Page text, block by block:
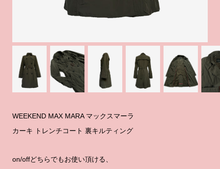
WEEKEND MAX MARA マックスマーラ
カーキ トレンチコート 裏キルティング
on/offどちらでもお使い頂ける、